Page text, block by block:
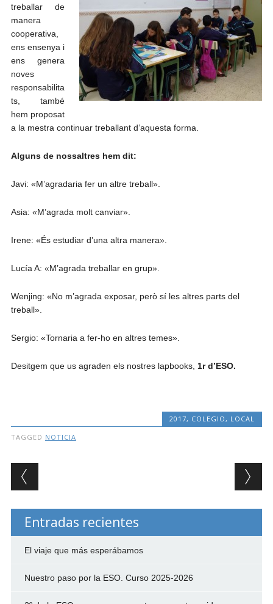
treballar de
manera
cooperativa,
ens ensenya i
ens genera
noves
responsabilita
ts, també
hem proposat
a la mestra continuar treballant d’aquesta forma.
Alguns de nossaltres hem dit:
Javi: «M’agradaria fer un altre treball».
Asia: «M’agrada molt canviar».
Irene: «És estudiar d’una altra manera».
Lucía A: «M’agrada treballar en grup».
Wenjing: «No m’agrada exposar, però sí les altres parts del
treball».
Sergio: «Tornaria a fer-ho en altres temes».
Desitgem que us agraden els nostres lapbooks, 1r d’ESO.
2017, COLEGIO, LOCAL
TAGGED NOTICIA
Post navigation
Entradas recientes
El viaje que más esperábamos
Nuestro paso por la ESO. Curso 2025-2026